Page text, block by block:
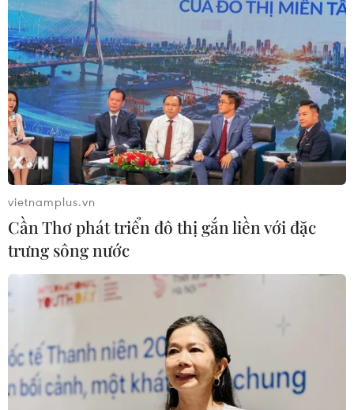
vietnamplus.vn
Cần Thơ phát triển đô thị gắn liền với đặc
trưng sông nước